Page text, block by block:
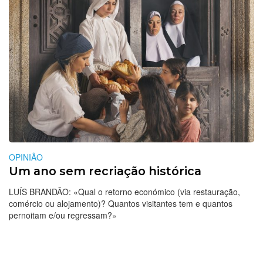
OPINIÃO
Um ano sem recriação histórica
LUÍS BRANDÃO: «Qual o retorno económico (via restauração,
comércio ou alojamento)? Quantos visitantes tem e quantos
pernoitam e/ou regressam?»